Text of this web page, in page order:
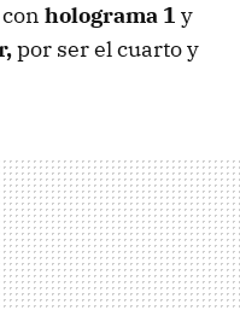
holograma 1 y
por ser el cuarto y